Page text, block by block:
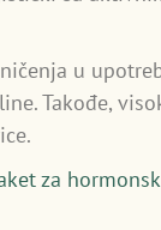
u
Takođe,
za